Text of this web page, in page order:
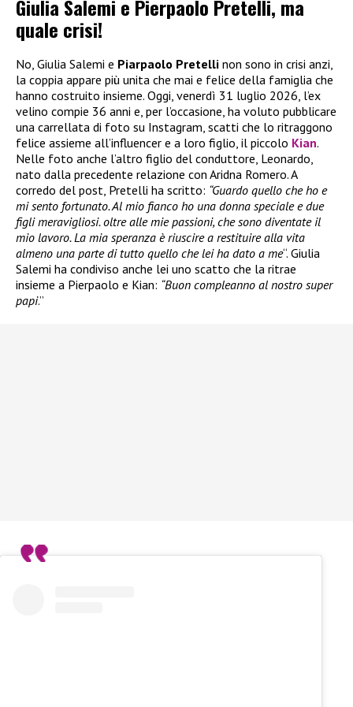
Giulia Salemi e Pierpaolo Pretelli, ma
quale crisi!
No, Giulia Salemi e Piarpaolo Pretelli non sono in crisi anzi,
la coppia appare più unita che mai e felice della famiglia che
hanno costruito insieme. Oggi, venerdì 31 luglio 2026, l’ex
velino compie 36 anni e, per l’occasione, ha voluto pubblicare
una carrellata di foto su Instagram, scatti che lo ritraggono
felice assieme all’influencer e a loro figlio, il piccolo Kian.
Nelle foto anche l’altro figlio del conduttore, Leonardo,
nato dalla precedente relazione con Aridna Romero. A
corredo del post, Pretelli ha scritto: “Guardo quello che ho e
mi sento fortunato. Al mio fianco ho una donna speciale e due
figli meravigliosi. oltre alle mie passioni, che sono diventate il
mio lavoro. La mia speranza è riuscire a restituire alla vita
almeno una parte di tutto quello che lei ha dato a me“. Giulia
Salemi ha condiviso anche lei uno scatto che la ritrae
insieme a Pierpaolo e Kian: “Buon compleanno al nostro super
papi.”